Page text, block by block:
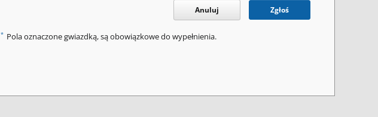
Anuluj Zgłoś
* Pola oznaczone gwiazdką, są obowiązkowe do wypełnienia.